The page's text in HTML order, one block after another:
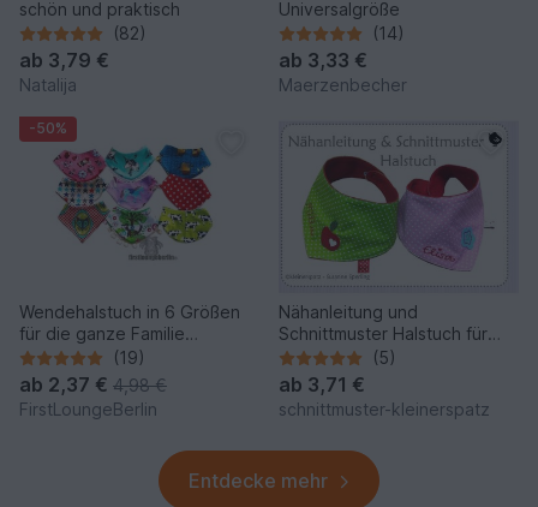
schön und praktisch
(82)
ab 3,79 €
Natalija
Universalgröße
(14)
ab 3,33 €
Maerzenbecher
-50%
Wendehalstuch in 6 Größen
für die ganze Familie
Schnittmuster & Nähanleitung
- DIY Design von
firstloungeberlin
(19)
ab 2,37 € 4,98 €
FirstLoungeBerlin
Nähanleitung und
Schnittmuster Halstuch für
Babys und Kinder (0 - ca. 4-5
Jahre)
(5)
ab 3,71 €
schnittmuster-kleinerspatz
Entdecke mehr